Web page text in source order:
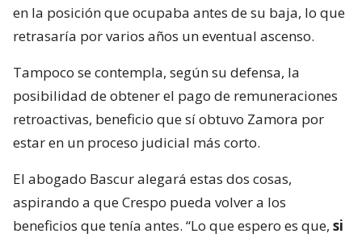
en la posición que ocupaba antes de su baja, lo que
retrasaría por varios años un eventual ascenso.
Tampoco se contempla, según su defensa, la
posibilidad de obtener el pago de remuneraciones
retroactivas, beneficio que sí obtuvo Zamora por
estar en un proceso judicial más corto.
El abogado Bascur alegará estas dos cosas,
aspirando a que Crespo pueda volver a los
beneficios que tenía antes. “Lo que espero es que, si